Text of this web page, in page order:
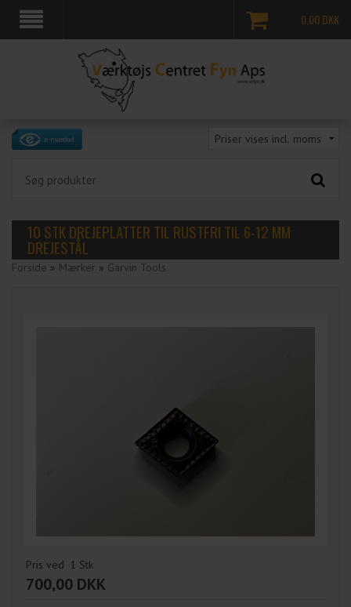
0,00 DKK
10 STK DREJEPLATTER TIL RUSTFRI TIL 6-12 MM
DREJESTÅL
Forside » Mærker » Garvin Tools
Pris ved 1 Stk
700,00 DKK